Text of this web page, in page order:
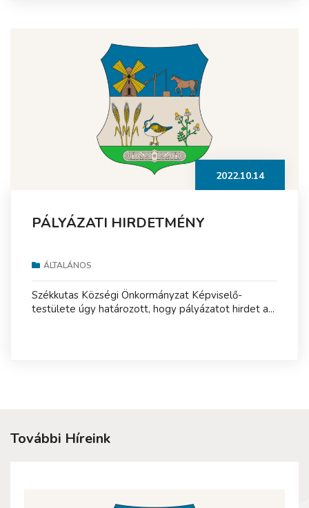
2022.10.14
PÁLYÁZATI HIRDETMÉNY
ÁLTALÁNOS
Székkutas Községi Önkormányzat Képviselő-
testülete úgy határozott, hogy pályázatot hirdet a...
További Híreink